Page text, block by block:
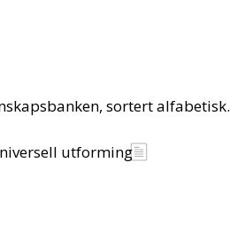
sortert alfabetisk.
utforming